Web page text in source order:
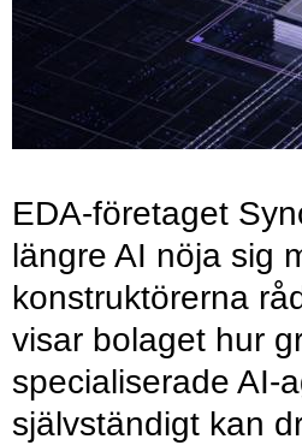
EDA-företaget
längre AI nöja sig
konstruktörerna
visar bolaget hur
specialiserade AI-
självständigt kan